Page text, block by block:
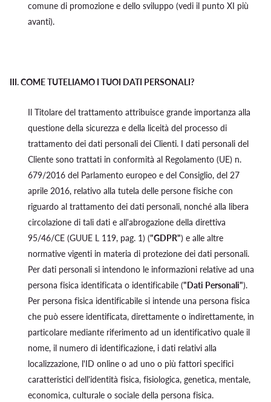
comune di promozione e dello sviluppo (vedi il punto XI più
avanti).
III.COME TUTELIAMO I TUOI DATI PERSONALI?
Il Titolare del trattamento attribuisce grande importanza alla
questione della sicurezza e della liceità del processo di
trattamento dei dati personali dei Clienti. I dati personali del
Cliente sono trattati in conformità al Regolamento (UE) n.
679/2016 del Parlamento europeo e del Consiglio, del 27
aprile 2016, relativo alla tutela delle persone fisiche con
riguardo al trattamento dei dati personali, nonché alla libera
circolazione di tali dati e all'abrogazione della direttiva
95/46/CE (GUUE L 119, pag. 1) ("GDPR") e alle altre
normative vigenti in materia di protezione dei dati personali.
Per dati personali si intendono le informazioni relative ad una
persona fisica identificata o identificabile ("Dati Personali").
Per persona fisica identificabile si intende una persona fisica
che può essere identificata, direttamente o indirettamente, in
particolare mediante riferimento ad un identificativo quale il
nome, il numero di identificazione, i dati relativi alla
localizzazione, l'ID online o ad uno o più fattori specifici
caratteristici dell'identità fisica, fisiologica, genetica, mentale,
economica, culturale o sociale della persona fisica.